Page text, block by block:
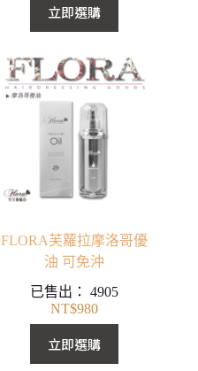
立即選購
FLORA芙蘿拉摩洛哥優
油 可免沖
已售出：4905
NT$980
立即選購